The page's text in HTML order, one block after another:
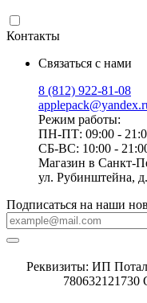
Контакты
Связаться с нами
8 (812) 922-81-08
Режим работы:
ПН-ПТ: 09:00 -
СБ-ВС: 10:00 -
Магазин в Санкт-
ул. Рубинштейна,
Подписаться на наши
Реквизиты: ИП